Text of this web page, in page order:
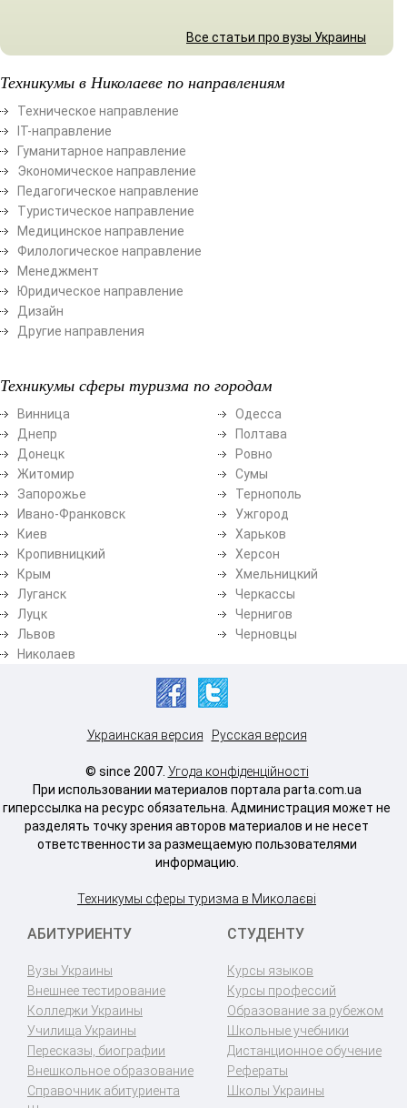
Все статьи про вузы Украины
Техникумы в Николаеве по направлениям
Техническое направление
ІТ-направление
Гуманитарное направление
Экономическое направление
Педагогическое направление
Туристическое направление
Медицинское направление
Филологическое направление
Менеджмент
Юридическое направление
Дизайн
Другие направления
Техникумы сферы туризма по городам
Винница
Днепр
Донецк
Житомир
Запорожье
Ивано-Франковск
Киев
Кропивницкий
Крым
Луганск
Луцк
Львов
Николаев
Одесса
Полтава
Ровно
Сумы
Тернополь
Ужгород
Харьков
Херсон
Хмельницкий
Черкассы
Чернигов
Черновцы
Украинская версия Русская версия
© since 2007. Угода конфіденційності
При использовании материалов портала parta.com.ua
гиперссылка на ресурс обязательна. Администрация может не
разделять точку зрения авторов материалов и не несет
ответственности за размещаемую пользователями
информацию.
Техникумы сферы туризма в Миколаєві
АБИТУРИЕНТУ
Вузы Украины
Внешнее тестирование
Колледжи Украины
Училища Украины
Пересказы, биографии
Внешкольное образование
Справочник абитуриента
СТУДЕНТУ
Курсы языков
Курсы профессий
Образование за рубежом
Школьные учебники
Дистанционное обучение
Рефераты
Школы Украины